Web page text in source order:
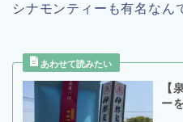
シナモンティーも有名なん
【
ー